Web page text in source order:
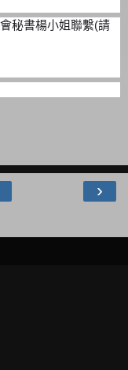
秘書楊小姐聯繫(請
›